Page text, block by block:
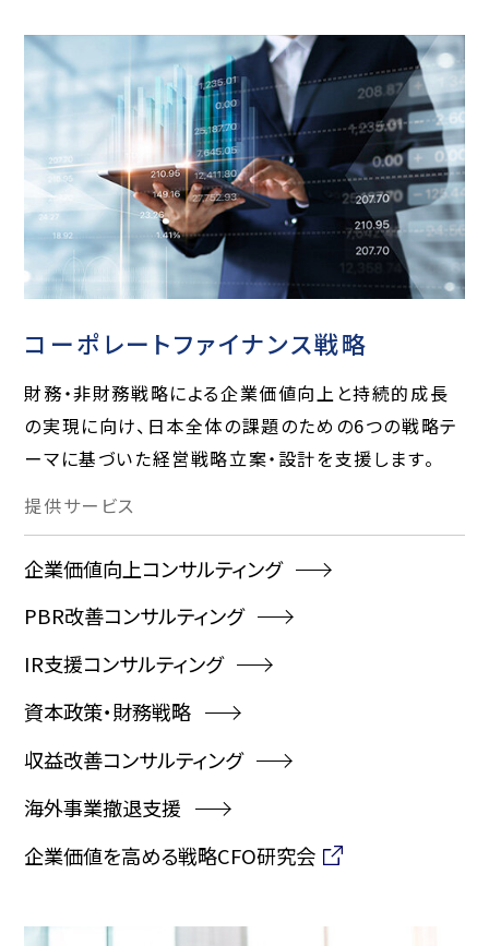
コーポレートファイナンス戦略
財務・非財務戦略による企業価値向上と持続的成長
の実現に向け、日本全体の課題のための6つの戦略テ
ーマに基づいた経営戦略立案・設計を支援します。
提供サービス
企業価値向上コンサルティング
PBR改善コンサルティング
IR支援コンサルティング
資本政策・財務戦略
収益改善コンサルティング
海外事業撤退支援
企業価値を高める戦略CFO研究会